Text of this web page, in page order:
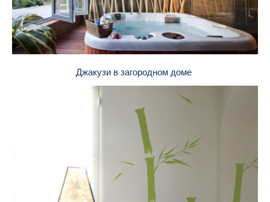
Джакузи в загородном доме